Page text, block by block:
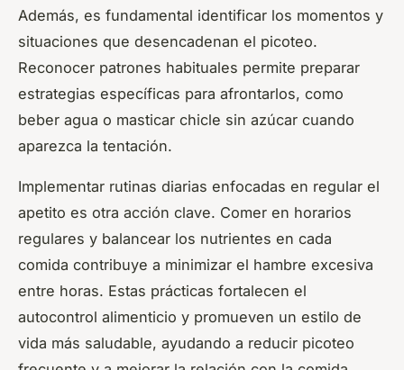
Además, es fundamental identificar los momentos y
situaciones que desencadenan el picoteo.
Reconocer patrones habituales permite preparar
estrategias específicas para afrontarlos, como
beber agua o masticar chicle sin azúcar cuando
aparezca la tentación.
Implementar rutinas diarias enfocadas en regular el
apetito es otra acción clave. Comer en horarios
regulares y balancear los nutrientes en cada
comida contribuye a minimizar el hambre excesiva
entre horas. Estas prácticas fortalecen el
autocontrol alimenticio y promueven un estilo de
vida más saludable, ayudando a reducir picoteo